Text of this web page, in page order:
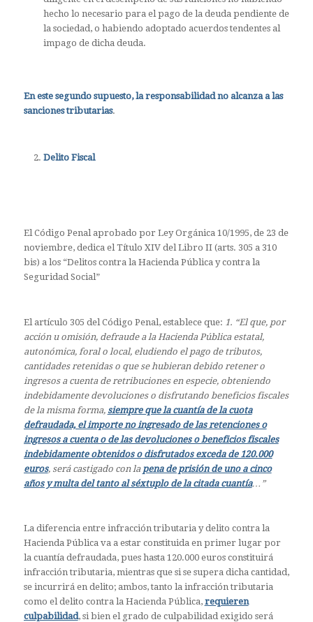
hecho lo necesario para el pago de la deuda pendiente de
la sociedad, o habiendo adoptado acuerdos tendentes al
impago de dicha deuda.
En este segundo supuesto, la responsabilidad no alcanza a las
sanciones tributarias.
Delito Fiscal
El Código Penal aprobado por Ley Orgánica 10/1995, de 23 de
noviembre, dedica el Título XIV del Libro II (arts. 305 a 310
bis) a los “Delitos contra la Hacienda Pública y contra la
Seguridad Social”
El artículo 305 del Código Penal, establece que: 1. “El que, por
acción u omisión, defraude a la Hacienda Pública estatal,
autonómica, foral o local, eludiendo el pago de tributos,
cantidades retenidas o que se hubieran debido retener o
ingresos a cuenta de retribuciones en especie, obteniendo
indebidamente devoluciones o disfrutando beneficios fiscales
de la misma forma, siempre que la cuantía de la cuota
defraudada, el importe no ingresado de las retenciones o
ingresos a cuenta o de las devoluciones o beneficios fiscales
indebidamente obtenidos o disfrutados exceda de 120.000
euros, será castigado con la pena de prisión de uno a cinco
años y multa del tanto al séxtuplo de la citada cuantía…”
La diferencia entre infracción tributaria y delito contra la
Hacienda Pública va a estar constituida en primer lugar por
la cuantía defraudada, pues hasta 120.000 euros constituirá
infracción tributaria, mientras que si se supera dicha cantidad,
se incurrirá en delito; ambos, tanto la infracción tributaria
como el delito contra la Hacienda Pública, requieren
culpabilidad, si bien el grado de culpabilidad exigido será